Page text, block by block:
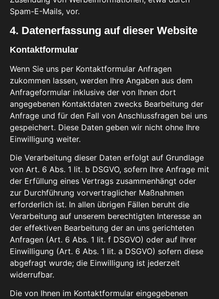
Spam-E-Mails, vor.
4. Datenerfassung auf dieser Website
Kontaktformular
Wenn Sie uns per Kontaktformular Anfragen
zukommen lassen, werden Ihre Angaben aus dem
Anfrageformular inklusive der von Ihnen dort
angegebenen Kontaktdaten zwecks Bearbeitung der
Anfrage und für den Fall von Anschlussfragen bei uns
gespeichert. Diese Daten geben wir nicht ohne Ihre
Einwilligung weiter.
Die Verarbeitung dieser Daten erfolgt auf Grundlage
von Art. 6 Abs. 1 lit. b DSGVO, sofern Ihre Anfrage mit
der Erfüllung eines Vertrags zusammenhängt oder
zur Durchführung vorvertraglicher Maßnahmen
erforderlich ist. In allen übrigen Fällen beruht die
Verarbeitung auf unserem berechtigten Interesse an
der effektiven Bearbeitung der an uns gerichteten
Anfragen (Art. 6 Abs. 1 lit. f DSGVO) oder auf Ihrer
Einwilligung (Art. 6 Abs. 1 lit. a DSGVO) sofern diese
abgefragt wurde; die Einwilligung ist jederzeit
widerrufbar.
Die von Ihnen im Kontaktformular eingegebenen